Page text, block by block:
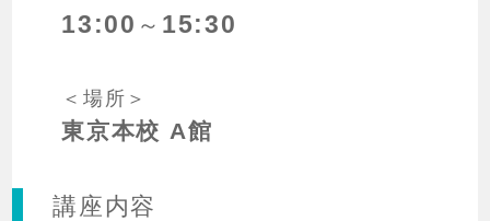
13:00 ～ 15:30
＜場所＞
東京本校 A館
講座内容